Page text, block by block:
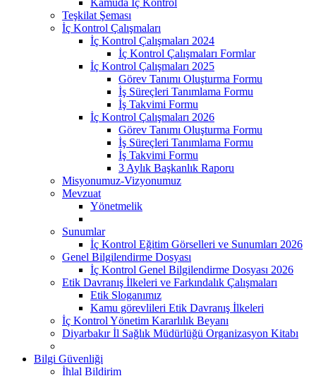
Teşkilat Şeması
İç Kontrol Çalışmaları
İç Kontrol Çalışmaları 2024
İç Kontrol Çalışmaları Formlar
İç Kontrol Çalışmaları 2025
Görev Tanımı Oluşturma Formu
İş Süreçleri Tanımlama Formu
İş Takvimi Formu
İç Kontrol Çalışmaları 2026
Görev Tanımı Oluşturma Formu
İş Süreçleri Tanımlama Formu
İş Takvimi Formu
3 Aylık Başkanlık Raporu
Misyonumuz-Vizyonumuz
Mevzuat
Yönetmelik
Sunumlar
İç Kontrol Eğitim Görselleri ve Sunumları 2026
Genel Bilgilendirme Dosyası
İç Kontrol Genel Bilgilendirme Dosyası 2026
Etik Davranış İlkeleri ve Farkındalık Çalışmaları
Etik Sloganımız
Kamu görevlileri Etik Davranış İlkeleri
İç Kontrol Yönetim Kararlılık Beyanı
Diyarbakır İl Sağlık Müdürlüğü Organizasyon Kitabı
Bilgi Güvenliği
İhlal Bildirim